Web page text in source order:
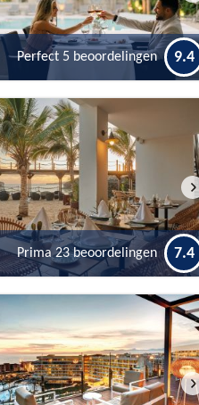
Perfect 5 beoordelingen 9.4
Prima 23 beoordelingen 7.4